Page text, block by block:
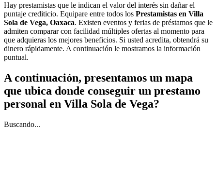
Hay prestamistas que le indican el valor del interés sin dañar el
puntaje crediticio. Equipare entre todos los Prestamistas en Villa
Sola de Vega, Oaxaca. Existen eventos y ferias de préstamos que le
admiten comparar con facilidad múltiples ofertas al momento para
que adquieras los mejores beneficios. Si usted acredita, obtendrá su
dinero rápidamente. A continuación le mostramos la información
puntual.
A continuación, presentamos un mapa
que ubica donde conseguir un prestamo
personal en Villa Sola de Vega?
Buscando...